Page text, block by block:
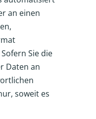
an einen
Sie die
Daten an
soweit es